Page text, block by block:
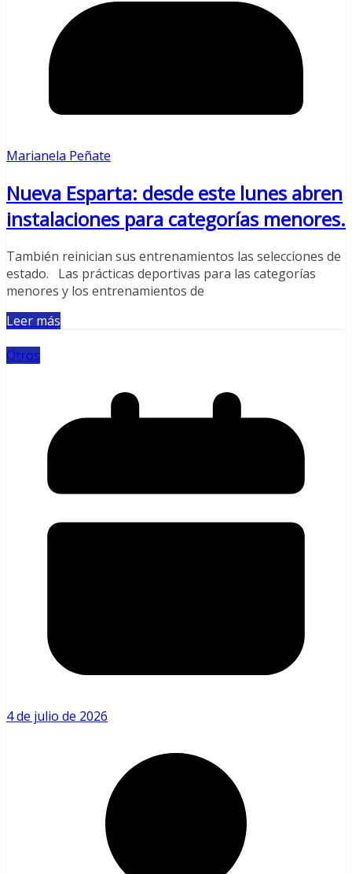
Marianela Peñate
Nueva Esparta: desde este lunes abren
instalaciones para categorías menores.
También reinician sus entrenamientos las selecciones de
estado. Las prácticas deportivas para las categorías
menores y los entrenamientos de
Leer más
Otros
4 de julio de 2026